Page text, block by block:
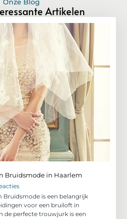
Onze Blog
Artikelen
Bruidsmode in Haarlem
Bruidsmode is een belangrijk
voor een bruiloft in
de perfecte trouwjurk is een